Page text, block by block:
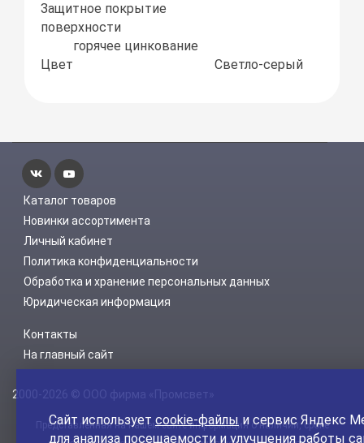
Защитное покрытие
поверхности
горячее цинкование
Цвет
Светло-серый
Каталог товаров
Новинки ассортимента
Личный кабинет
Политика конфиденциальности
Обработка и хранение персональных данных
Юридическая информация
Контакты
На главный сайт
2000-2026 © ООО фирма «Промсвет»
Представленная на нашем сайте информация о наличии, сроке
Сайт используетcookie-файлы и сервис Яндекс
для анализа посещаемости и улучшения работы